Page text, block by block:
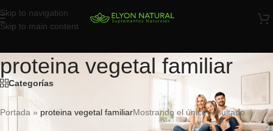
Skip to navigation
Skip to main content
proteina vegetal familiar
Categorías
Portada » proteina vegetal familiarMostrando el único resultado